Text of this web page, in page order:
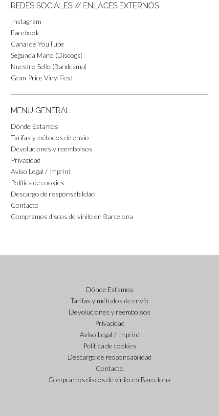
REDES SOCIALES // ENLACES EXTERNOS
Instagram
Facebook
Canal de YouTube
Segunda Mano (Discogs)
Nuestro Sello (Bandcamp)
Gran Price Vinyl Fest
MENU GENERAL
Dónde Estamos
Tarifas y métodos de envío
Devoluciones y reembolsos
Privacidad
Aviso Legal / Imprint
Política de cookies
Descargo de responsabilidad
Contacto
Compramos discos de vinilo en Barcelona
Dónde Estamos
Tarifas y métodos de envío
Devoluciones y reembolsos
Privacidad
Aviso Legal / Imprint
Política de cookies
Descargo de responsabilidad
Contacto
Compramos discos de vinilo en Barcelona